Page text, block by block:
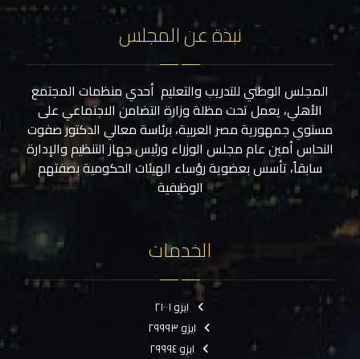
نبذة عن المجلس
المجلس الوطني للتدريب والتعليم أحدي منظمات المجتمع
الأهلي، يعمل تحت مظلة وزارة التضامن الاجتماعي على
مستوي جمهورية مصر العربية، برئاسة معالي الدكتور صفوت
النحاس أمين عام مجلس الوزراء ورئيس جهاز التنظيم والإدارة
سابقاً، تأسس بعضوية رؤساء الهيئات الحكومية بصفتهم
الوظيفية
الخدمات
ايزو ٢١٠٠١
ايزو ٢٩٩٩٣
ايزو ٢٩٩٩٤